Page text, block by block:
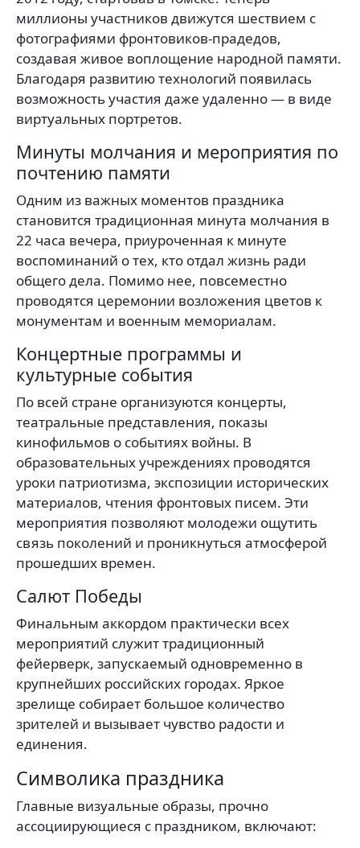
миллионы участников движутся шествием с
фотографиями фронтовиков-прадедов,
создавая живое воплощение народной памяти.
Благодаря развитию технологий появилась
возможность участия даже удаленно — в виде
виртуальных портретов.
Минуты молчания и мероприятия по
почтению памяти
Одним из важных моментов праздника
становится традиционная минута молчания в
22 часа вечера, приуроченная к минуте
воспоминаний о тех, кто отдал жизнь ради
общего дела. Помимо нее, повсеместно
проводятся церемонии возложения цветов к
монументам и военным мемориалам.
Концертные программы и
культурные события
По всей стране организуются концерты,
театральные представления, показы
кинофильмов о событиях войны. В
образовательных учреждениях проводятся
уроки патриотизма, экспозиции исторических
материалов, чтения фронтовых писем. Эти
мероприятия позволяют молодежи ощутить
связь поколений и проникнуться атмосферой
прошедших времен.
Салют Победы
Финальным аккордом практически всех
мероприятий служит традиционный
фейерверк, запускаемый одновременно в
крупнейших российских городах. Яркое
зрелище собирает большое количество
зрителей и вызывает чувство радости и
единения.
Символика праздника
Главные визуальные образы, прочно
ассоциирующиеся с праздником, включают: